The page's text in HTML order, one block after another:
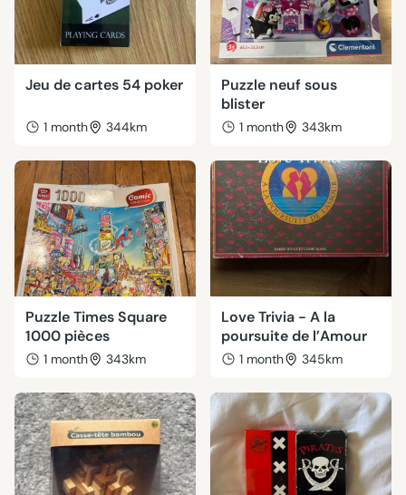
Jeu de cartes 54 poker
1 month 344km
Puzzle neuf sous
blister
1 month 343km
Puzzle Times Square
1000 pièces
1 month 343km
Love Trivia - A la
poursuite de l’Amour
1 month 345km